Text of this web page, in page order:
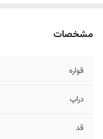
مشخصات
قواره
دراپ
قد